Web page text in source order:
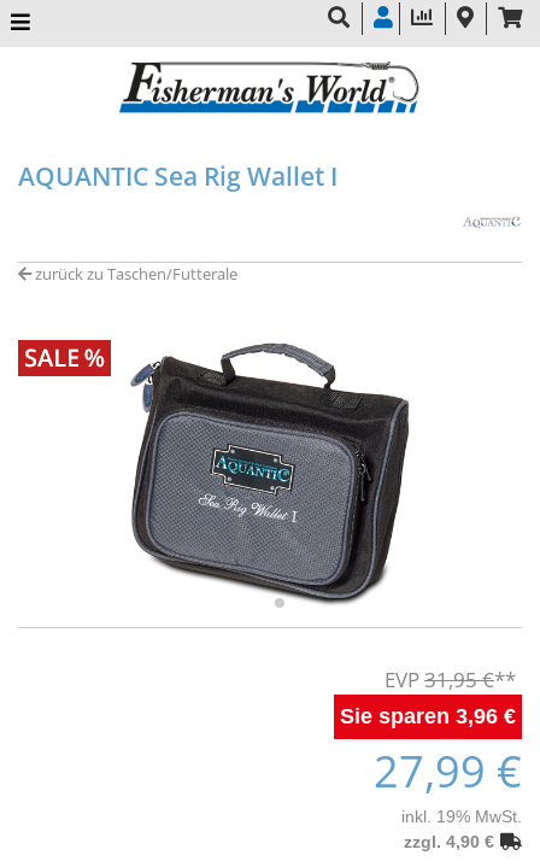
AQUANTIC Sea Rig Wallet I
zurück zu Taschen/Futterale
31,95 €
3,96 €
27,99 €
inkl. 19% MwSt.
zzgl. 4,90 €